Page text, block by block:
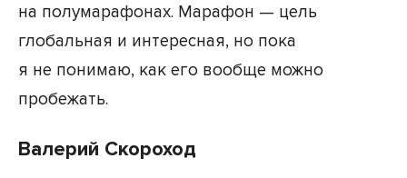
на полумарафонах. Марафон — цель
глобальная и интересная, но пока
я не понимаю, как его вообще можно
пробежать.
Валерий Скороход